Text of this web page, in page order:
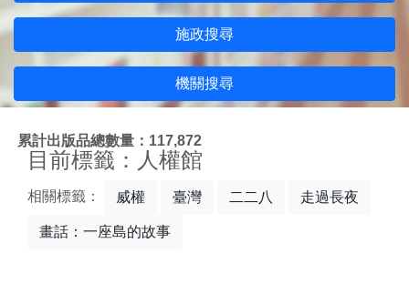
施政搜尋
機關搜尋
累計出版品總數量：117,872
目前標籤：人權館
相關標籤： 威權 臺灣 二二八 走過長夜
畫話：一座島的故事